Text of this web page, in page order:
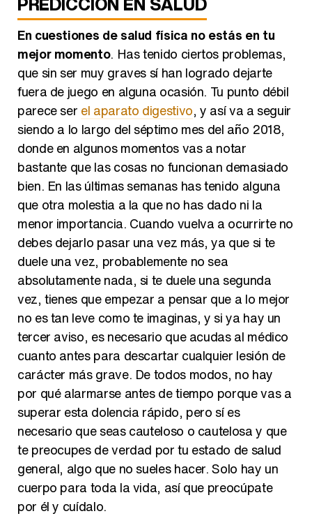
En cuestiones de salud física no estás en tu
mejor momento. Has tenido ciertos problemas,
que sin ser muy graves sí han logrado dejarte
fuera de juego en alguna ocasión. Tu punto débil
parece ser el aparato digestivo, y así va a seguir
siendo a lo largo del séptimo mes del año 2018,
donde en algunos momentos vas a notar
bastante que las cosas no funcionan demasiado
bien. En las últimas semanas has tenido alguna
que otra molestia a la que no has dado ni la
menor importancia. Cuando vuelva a ocurrirte no
debes dejarlo pasar una vez más, ya que si te
duele una vez, probablemente no sea
absolutamente nada, si te duele una segunda
vez, tienes que empezar a pensar que a lo mejor
no es tan leve como te imaginas, y si ya hay un
tercer aviso, es necesario que acudas al médico
cuanto antes para descartar cualquier lesión de
carácter más grave. De todos modos, no hay
por qué alarmarse antes de tiempo porque vas a
superar esta dolencia rápido, pero sí es
necesario que seas cauteloso o cautelosa y que
te preocupes de verdad por tu estado de salud
general, algo que no sueles hacer. Solo hay un
cuerpo para toda la vida, así que preocúpate
por él y cuídalo.